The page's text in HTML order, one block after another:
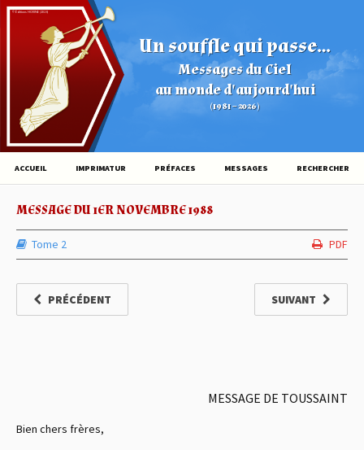
Un souffle qui passe...
Messages du Ciel
au monde d'aujourd'hui
(1981 – 2026)
© Éditions HOVINE (2026)
ACCUEIL IMPRIMATUR PRÉFACES MESSAGES RECHERCHER
MESSAGE DU 1ER NOVEMBRE 1988
Tome 2 PDF
PRÉCÉDENT SUIVANT
MESSAGE DE TOUSSAINT
Bien chers frères,